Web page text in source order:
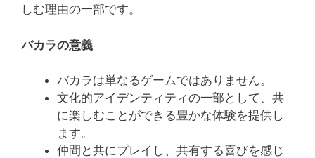
しむ理由の一部です。
バカラの意義
バカラは単なるゲームではありません。
文化的アイデンティティの一部として、共
に楽しむことができる豊かな体験を提供し
ます。
仲間と共にプレイし、共有する喜びを感じ